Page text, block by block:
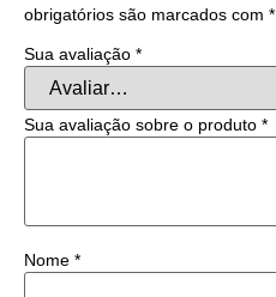
obrigatórios são marcados com *
Sua avaliação *
Sua avaliação sobre o produto *
Nome *